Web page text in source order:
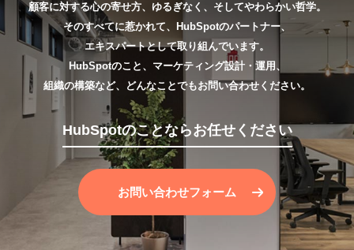
顧客に対する心の寄せ方、ゆるぎなく、そしてやわらかい哲学。
そのすべてに惹かれて、HubSpotのパートナー、
エキスパートとして取り組んでいます。
HubSpotのこと、マーケティング設計・運用、
組織の構築など、どんなことでもお問い合わせください。
HubSpotのことならお任せください
お問い合わせフォーム